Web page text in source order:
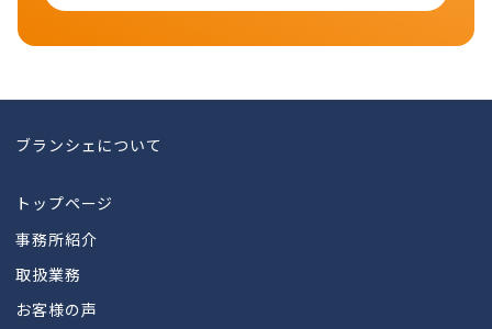
ブランシェについて
トップページ
事務所紹介
取扱業務
お客様の声